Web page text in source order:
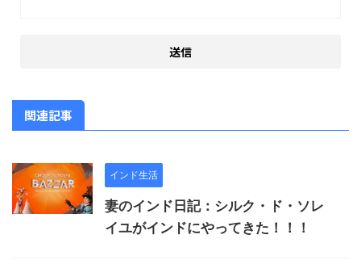
関連記事
インド生活
妻のインド日記：シルク・ド・ソレ
イユがインドにやってきた！！！